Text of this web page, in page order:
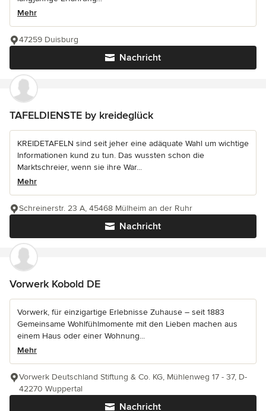
Mehr
Nachricht
47259 Duisburg
TAFELDIENSTE by kreideglück
KREIDETAFELN sind seit jeher eine adäquate Wahl um wichtige
Informationen kund zu tun. Das wussten schon die
Marktschreier, wenn sie ihre War...
Mehr
Nachricht
Schreinerstr. 23 A, 45468 Mülheim an der Ruhr
Vorwerk Kobold DE
Vorwerk, für einzigartige Erlebnisse Zuhause – seit 1883
Gemeinsame Wohlfühlmomente mit den Lieben machen aus
einem Haus oder einer Wohnung...
Mehr
Nachricht
Vorwerk Deutschland Stiftung & Co. KG, Mühlenweg 17 - 37, D-
42270 Wuppertal